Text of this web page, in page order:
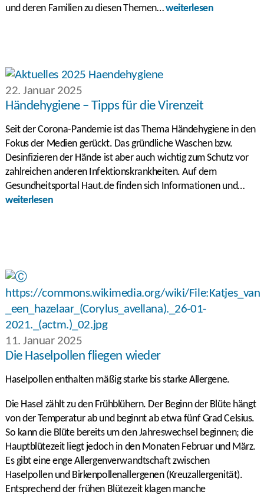
und deren Familien zu diesen Themen…weiterlesen
22. Januar 2025
Händehygiene – Tipps für die Virenzeit
Seit der Corona-Pandemie ist das Thema Händehygiene in den
Fokus der Medien gerückt. Das gründliche Waschen bzw.
Desinfizieren der Hände ist aber auch wichtig zum Schutz vor
zahlreichen anderen Infektionskrankheiten. Auf dem
Gesundheitsportal Haut.de finden sich Informationen und…
weiterlesen
11. Januar 2025
Die Haselpollen fliegen wieder
Haselpollen enthalten mäßig starke bis starke Allergene.
Die Hasel zählt zu den Frühblühern. Der Beginn der Blüte hängt
von der Temperatur ab und beginnt ab etwa fünf Grad Celsius.
So kann die Blüte bereits um den Jahreswechsel beginnen; die
Hauptblütezeit liegt jedoch in den Monaten Februar und März.
Es gibt eine enge Allergenverwandtschaft zwischen
Haselpollen und Birkenpollenallergenen (Kreuzallergenität).
Entsprechend der frühen Blütezeit klagen manche